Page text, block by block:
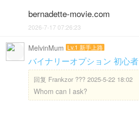
bernadette-movie.com
2026-7-17 07:26:23
MelvinMum Lv.1 新手上路
バイナリーオプション 初心者
回复 Frankzor ??? 2025-5-22 18:02
Whom can I ask?